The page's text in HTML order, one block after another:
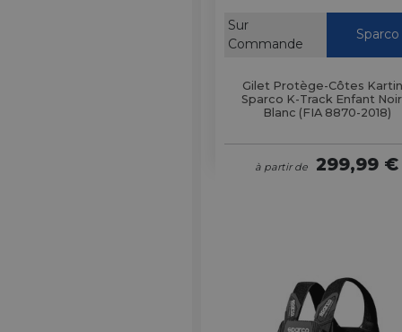
Sur
Commande
Sparco
Gilet Protège-Côtes
Sparco K-Track Enfant
Blanc (FIA 8870-2018)
à partir de 299,99 €